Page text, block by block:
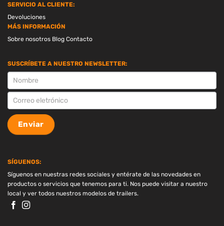
SERVICIO AL CLIENTE:
Devoluciones
MÁS INFORMACIÓN
Sobre nosotros Blog Contacto
SUSCRÍBETE A NUESTRO NEWSLETTER:
SUSCRIPCION
Enviar
SÍGUENOS:
Síguenos en nuestras redes sociales y entérate de las novedades en
productos o servicios que tenemos para ti. Nos puede visitar a nuestro
local y ver todos nuestros modelos de trailers.